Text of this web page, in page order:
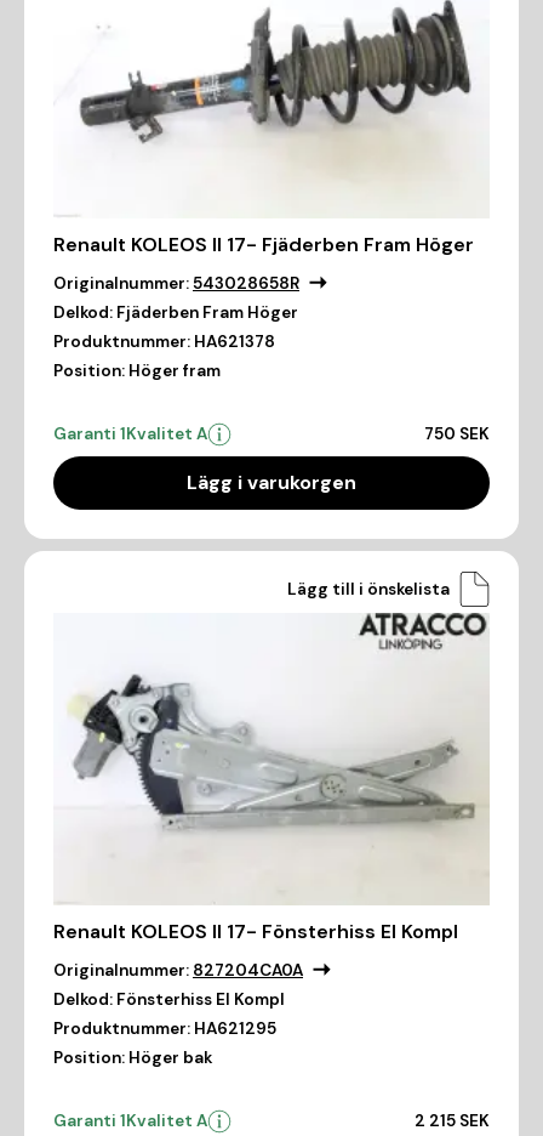
Renault KOLEOS II 17- Fjäderben Fram Höger
Originalnummer:543028658R
Delkod: Fjäderben Fram Höger
Produktnummer: HA621378
Position: Höger fram
Garanti 1Kvalitet A 750 SEK
Lägg i varukorgen
Lägg till i önskelista
Renault KOLEOS II 17- Fönsterhiss El Kompl
Originalnummer: 827204CA0A
Delkod: Fönsterhiss El Kompl
Produktnummer: HA621295
Position: Höger bak
Garanti 1Kvalitet A 2 215 SEK